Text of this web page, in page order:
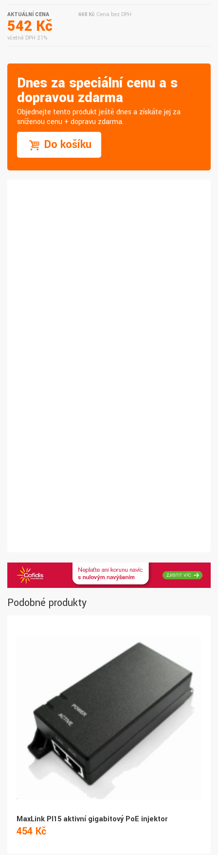
AKTUÁLNÍ CENA
542 Kč
včetně DPH 21%
448 Kč Cena bez DPH
Dnes za speciální cenu a s
dopravou zdarma
Objednejte tento produkt ještě dnes a získáte jej za
sníženou cenu + dopravu zdarma.
Do košíku
Podobné produkty
MaxLink PI15 aktivní gigabitový PoE injektor
454 Kč